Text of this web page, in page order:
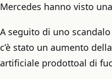
Mercedes hanno visto
A seguito di uno
c’è stato un aumento
artificiale prodottoal di